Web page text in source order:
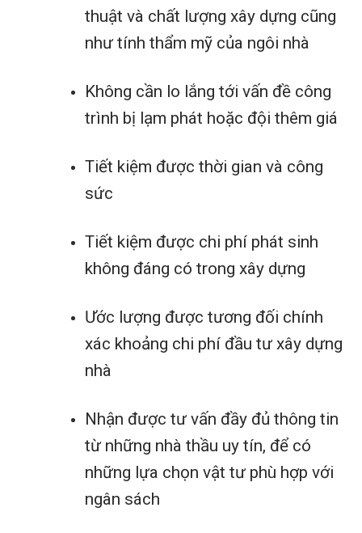
thuật và chất lượng xây dựng cũng
như tính thẩm mỹ của ngôi nhà
Không cần lo lắng tới vấn đề công
trình bị lạm phát hoặc đội thêm giá
Tiết kiệm được thời gian và công
sức
Tiết kiệm được chi phí phát sinh
không đáng có trong xây dựng
Ước lượng được tương đối chính
xác khoảng chi phí đầu tư xây dựng
nhà
Nhận được tư vấn đầy đủ thông tin
từ những nhà thầu uy tín, để có
những lựa chọn vật tư phù hợp với
ngân sách